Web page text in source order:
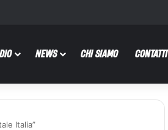
NEWS CHI SIAMO CONTATTI
Italia”